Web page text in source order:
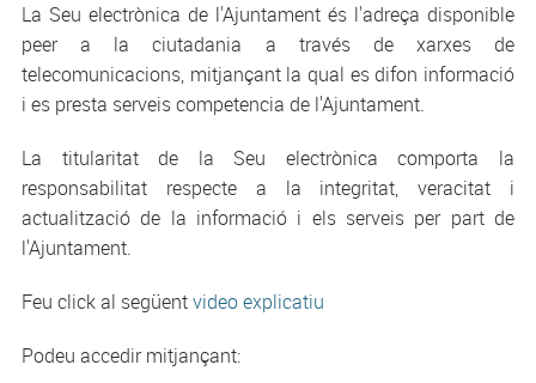
La Seu electrònica de l'Ajuntament és l'adreça disponible
peer a la ciutadania a través de xarxes de
telecomunicacions, mitjançant la qual es difon informació
i es presta serveis competencia de l'Ajuntament.
La titularitat de la Seu electrònica comporta la
responsabilitat respecte a la integritat, veracitat i
actualització de la informació i els serveis per part de
l'Ajuntament.
Feu click al següentvideo explicatiu
Podeu accedir mitjançant: